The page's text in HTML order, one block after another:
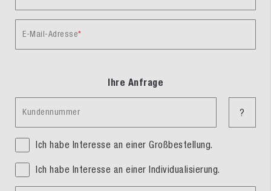
E-Mail-Adresse
Ihre Anfrage
Kundennummer ?
Ich habe Interesse an einer Großbestellung.
Ich habe Interesse an einer Individualisierung.